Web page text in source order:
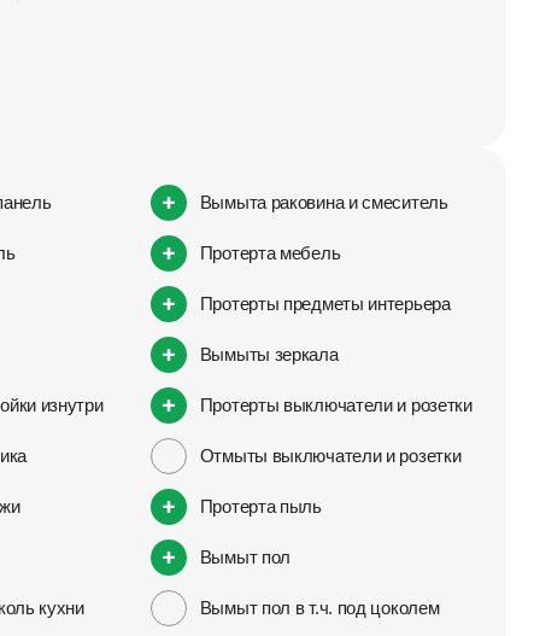
изнутри
кухни
Вымыта раковина и смеситель
Протерта мебель
Протерты предметы интерьера
Вымыты зеркала
Протерты выключатели и розетки
Отмыты выключатели и розетки
Протерта пыль
Вымыт пол
Вымыт пол в т.ч. под цоколем